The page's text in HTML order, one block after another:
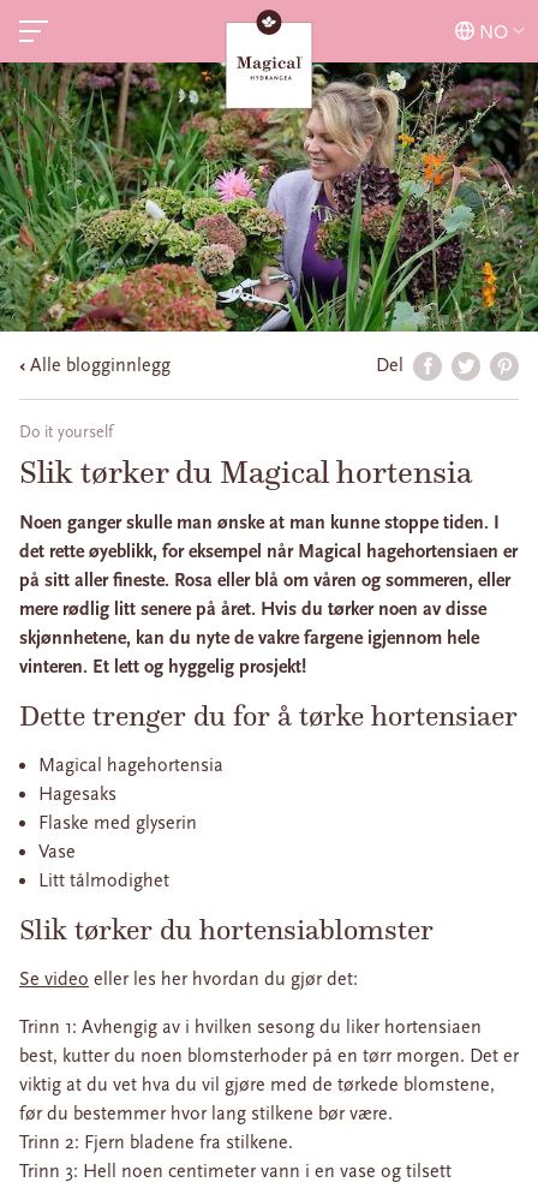
NO
Alle blogginnlegg Del
Do it yourself
Slik tørker du Magical hortensia
Noen ganger skulle man ønske at man kunne stoppe tiden. I
det rette øyeblikk, for eksempel når Magical hagehortensiaen er
på sitt aller fineste. Rosa eller blå om våren og sommeren, eller
mere rødlig litt senere på året. Hvis du tørker noen av disse
skjønnhetene, kan du nyte de vakre fargene igjennom hele
vinteren. Et lett og hyggelig prosjekt!
Dette trenger du for å tørke hortensiaer
Magical hagehortensia
Hagesaks
Flaske med glyserin
Vase
Litt tålmodighet
Slik tørker du hortensiablomster
Se video eller les her hvordan du gjør det:
Trinn 1: Avhengig av i hvilken sesong du liker hortensiaen
best, kutter du noen blomsterhoder på en tørr morgen. Det er
viktig at du vet hva du vil gjøre med de tørkede blomstene,
før du bestemmer hvor lang stilkene bør være.
Trinn 2: Fjern bladene fra stilkene.
Trinn 3: Hell noen centimeter vann i en vase og tilsett